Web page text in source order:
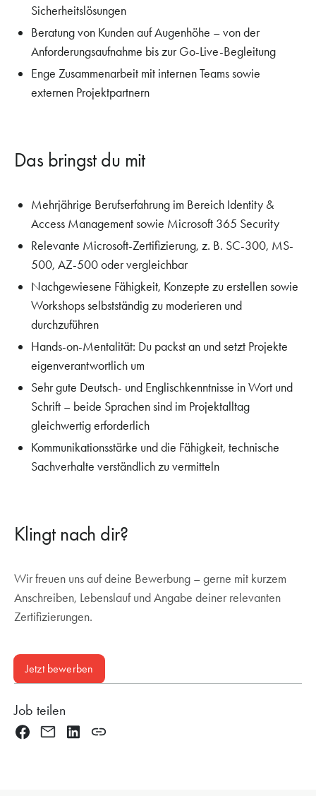
Sicherheitslösungen
Beratung von Kunden auf Augenhöhe – von der
Anforderungsaufnahme bis zur Go-Live-Begleitung
Enge Zusammenarbeit mit internen Teams sowie
externen Projektpartnern
Das bringst du mit
Mehrjährige Berufserfahrung im Bereich Identity &
Access Management sowie Microsoft 365 Security
Relevante Microsoft-Zertifizierung, z. B. SC-300, MS-
500, AZ-500 oder vergleichbar
Nachgewiesene Fähigkeit, Konzepte zu erstellen sowie
Workshops selbstständig zu moderieren und
durchzuführen
Hands-on-Mentalität: Du packst an und setzt Projekte
eigenverantwortlich um
Sehr gute Deutsch- und Englischkenntnisse in Wort und
Schrift – beide Sprachen sind im Projektalltag
gleichwertig erforderlich
Kommunikationsstärke und die Fähigkeit, technische
Sachverhalte verständlich zu vermitteln
Klingt nach dir?
Wir freuen uns auf deine Bewerbung – gerne mit kurzem
Anschreiben, Lebenslauf und Angabe deiner relevanten
Zertifizierungen.
Jetzt bewerben
Job teilen